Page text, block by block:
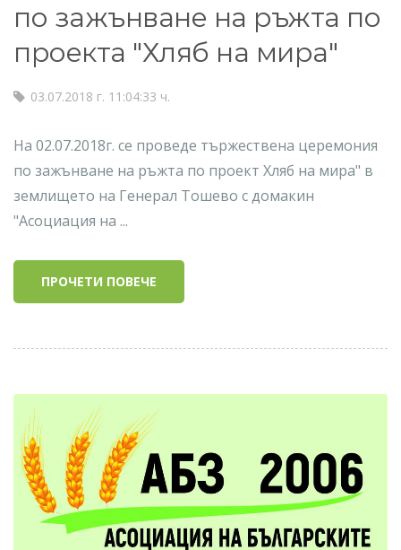
по зажънване на ръжта по
проекта "Хляб на мира"
03.07.2018 г. 11:04:33 ч.
На 02.07.2018г. се проведе тържествена церемония
по зажънване на ръжта по проект Хляб на мира" в
землището на Генерал Тошево с домакин
"Асоциация на ...
ПРОЧЕТИ ПОВЕЧЕ